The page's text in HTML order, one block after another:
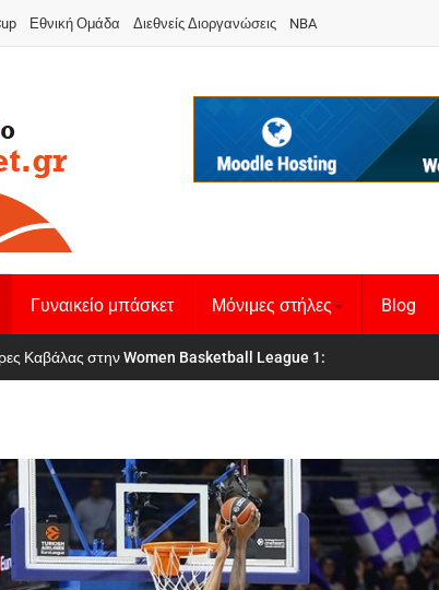
Εθνική Ομάδα Διεθνείς Διοργανώσεις NBA
Γυναικείο μπάσκετ Μόνιμες στήλες Blog
Καβάλας στην Women Basketball League 1
για τα Γιάννενα η Εθνική Γυναικών